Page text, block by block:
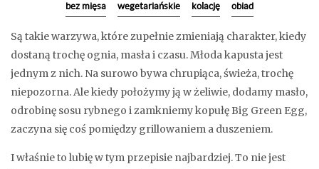
Sklep
Koszyk
PLN
bez mięsa wegetariańskie kolację obiad
Są takie warzywa, które zupełnie zmieniają charakter, kiedy
dostaną trochę ognia, masła i czasu. Młoda kapusta jest
jednym z nich. Na surowo bywa chrupiąca, świeża, trochę
niepozorna. Ale kiedy położymy ją w żeliwie, dodamy masło,
odrobinę sosu rybnego i zamkniemy kopułę Big Green Egg,
zaczyna się coś pomiędzy grillowaniem a duszeniem.
I właśnie to lubię w tym przepisie najbardziej. To nie jest